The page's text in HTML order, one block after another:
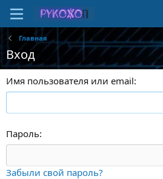
Главная
Вход
Имя пользователя или email
Пароль
Забыли свой пароль?